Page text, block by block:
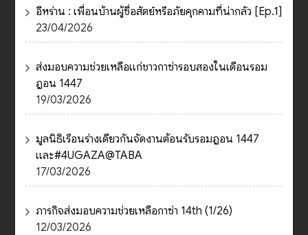
อีหร่าน : เพื่อนบ้านผู้ซื่อสัตย์หรือภัยคุกคามที่น่ากลัว [Ep.1]
23/04/2026
ส่งมอบความช่วยเหลือแก่ชาวกาซ่ารอบสองในเดือนรอม
ฎอน 1447
19/03/2026
มูลนิธิเรือนร่างเดียวกันจัดงานต้อนรับรอมฎอน 1447
และ#4UGAZA@TABA
17/03/2026
ภารกิจส่งมอบความช่วยเหลือกาซ่า 14th (1/26)
12/03/2026